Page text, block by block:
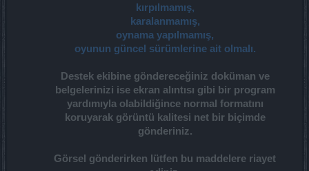
kırpılmamış,
karalanmamış,
oynama yapılmamış,
oyunun güncel sürümlerine ait olmalı.
Destek ekibine göndereceğiniz doküman ve
belgelerinizi ise ekran alıntısı gibi bir program
yardımıyla olabildiğince normal formatını
koruyarak görüntü kalitesi net bir biçimde
gönderiniz.
Görsel gönderirken lütfen bu maddelere riayet